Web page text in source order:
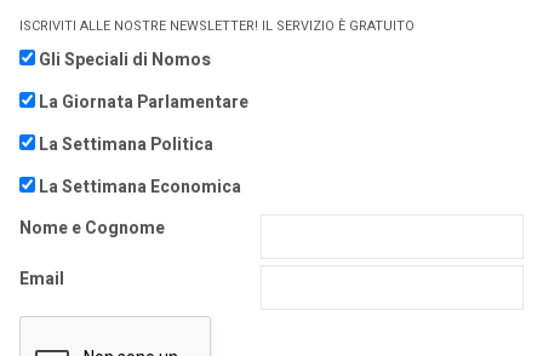
ISCRIVITI ALLE NOSTRE NEWSLETTER! IL SERVIZIO È GRATUITO
Gli Speciali di Nomos
La Giornata Parlamentare
La Settimana Politica
La Settimana Economica
Nome e Cognome
Email